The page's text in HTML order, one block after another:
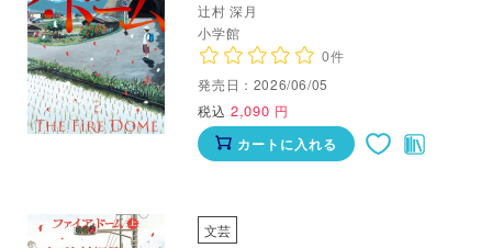
辻村 深月
小学館
0件
発売日：2026/06/05
税込 2,090 円
カートに入れる
文芸